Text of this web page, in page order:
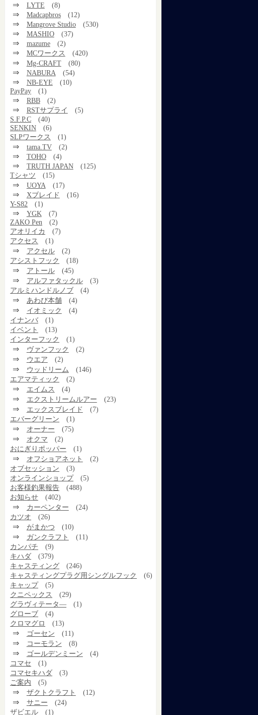
⇒ LYTE (8)
⇒ Madcapbros (12)
⇒ Mangrove Studio (530)
⇒ MASHIO (37)
⇒ mazume (2)
⇒ MCワークス (420)
⇒ Mg-CRAFT (80)
⇒ NABURA (54)
⇒ NB-EYE
(10)
PayPay
(1)
⇒ RBB (2)
⇒ RSTサプライ
(5)
S.F.P.C
(40)
SENKIN
(6)
SLPワークス
(1)
⇒ tama.TV (2)
⇒ TOHO (4)
⇒ TRUTH JAPAN
(125)
Tシャツ
(15)
⇒ UOYA (17)
⇒ Xブレイド
(16)
Y-S82
(1)
⇒ YGK
(7)
ZAKO Pen
(2)
アオリイカ
(7)
アクセス
(1)
⇒ アクセル
(2)
アシストフック
(18)
⇒ アトール (45)
⇒ アルファタックル
(3)
アルミハンドルノブ
(4)
⇒ あわび本舗 (4)
⇒ イオミック
(4)
イナンバ
(1)
イベント
(13)
インターフック
(1)
⇒ ヴァンフック (2)
⇒ ウエア (2)
⇒ ウッドリーム
(146)
エアマティック
(2)
⇒ エイムス (4)
⇒ エクストリームルアー (23)
⇒ エックスブレイド
(7)
エバーグリーン
(1)
⇒ オーナー (75)
⇒ オクマ
(2)
おにぎりポッパー
(1)
⇒ オフショアネット
(2)
オブセッション
(3)
オンラインショップ
(5)
お客様釣果報告
(488)
お知らせ
(402)
⇒ カーペンター
(24)
カツオ
(26)
⇒ がまかつ (10)
⇒ ガンクラフト
(11)
カンパチ
(9)
キハダ
(379)
キャスティング
(246)
キャスティングプラグ用シングルフック
(6)
キャップ
(5)
クニペックス
(29)
グラヴィテータ―
(1)
グローブ
(4)
クロマグロ
(13)
⇒ ゴーセン (11)
⇒ コーモラン (8)
⇒ ゴールデンミーン
(4)
コマセ
(1)
コマセキハダ
(3)
ご案内
(5)
⇒ ザクトクラフト (12)
⇒ サニー
(24)
ザビエル
(1)